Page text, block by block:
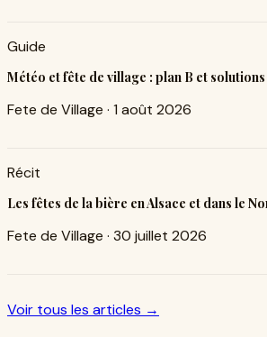
Guide
Météo et fête de village : plan B et
Fete de Village · 1 août 2026
Récit
Les fêtes de la bière en Alsace et dans le
Fete de Village · 30 juillet 2026
Voir tous les articles →